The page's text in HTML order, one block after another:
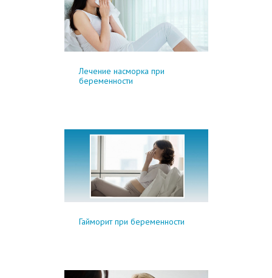
Лечение насморка при
беременности
Гайморит при беременности